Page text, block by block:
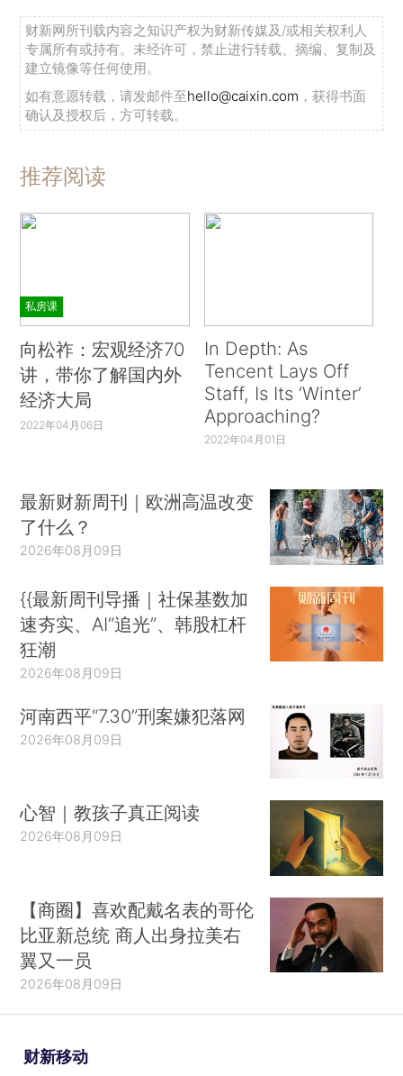
财新网所刊载内容之知识产权为财新传媒及/或相关权利人
专属所有或持有。未经许可，禁止进行转载、摘编、复制及
建立镜像等任何使用。
如有意愿转载，请发邮件至hello@caixin.com ，获得书面
确认及授权后，方可转载。
推荐阅读
私房课
向松祚：宏观经济70
讲，带你了解国内外
经济大局
2022年04月06日
In Depth: As
Tencent Lays Off
Staff, Is Its ‘Winter’
Approaching?
2022年04月01日
最新财新周刊｜欧洲高温改变
了什么？
2026年08月09日
{{最新周刊导播｜社保基数加
速夯实、AI“追光”、韩股杠杆
狂潮
2026年08月09日
河南西平“7.30”刑案嫌犯落网
2026年08月09日
心智｜教孩子真正阅读
2026年08月09日
【商圈】喜欢配戴名表的哥伦
比亚新总统 商人出身拉美右
翼又一员
2026年08月09日
财新移动